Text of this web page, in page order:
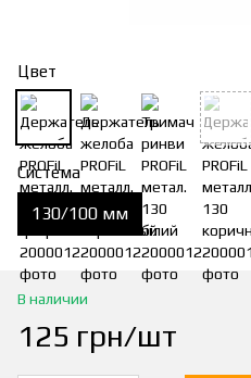
Цвет
Система
130/100 мм
В наличии
125 грн/шт